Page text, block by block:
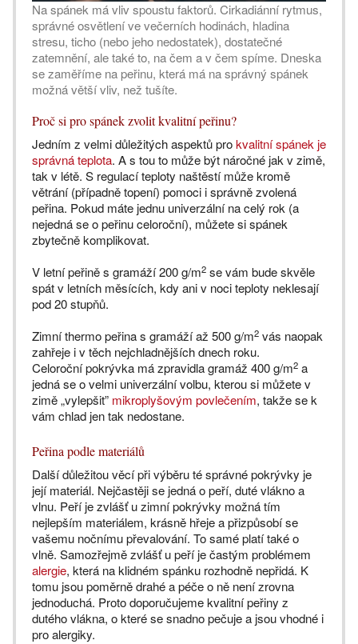
Na spánek má vliv spoustu faktorů. Cirkadiánní rytmus,
správné osvětlení ve večerních hodinách, hladina
stresu, ticho (nebo jeho nedostatek), dostatečné
zatemnění, ale také to, na čem a v čem spíme. Dneska
se zaměříme na peřinu, která má na správný spánek
možná větší vliv, než tušíte.
Proč si pro spánek zvolit kvalitní peřinu?
Jedním z velmi důležitých aspektů prokvalitní spánek je
správná teplota. A s tou to může být náročné jak v zimě,
tak v létě. S regulací teploty naštěstí může kromě
větrání (případně topení) pomoci i správně zvolená
peřina. Pokud máte jednu univerzální na celý rok (a
nejedná se o peřinu celoroční), můžete si spánek
zbytečně komplikovat.
V letní peřině s gramáží 200 g/m2 se vám bude skvěle
spát v letních měsících, kdy ani v noci teploty neklesají
pod 20 stupňů.
Zimní thermo peřina s gramáží až 500 g/m2 vás naopak
zahřeje i v těch nejchladnějších dnech roku.
Celoroční pokrývka má zpravidla gramáž 400 g/m2 a
jedná se o velmi univerzální volbu, kterou si můžete v
zimě „vylepšit” mikroplyšovým povlečením, takže se k
vám chlad jen tak nedostane.
Peřina podle materiálů
Další důležitou věcí při výběru té správné pokrývky je
její materiál. Nejčastěji se jedná o peří, duté vlákno a
vlnu. Peří je zvlášť u zimní pokrývky možná tím
nejlepším materiálem, krásně hřeje a přizpůsobí se
vašemu nočnímu převalování. To samé platí také o
vlně. Samozřejmě zvlášť u peří je častým problémem
alergie, která na klidném spánku rozhodně nepřidá. K
tomu jsou poměrně drahé a péče o ně není zrovna
jednoduchá. Proto doporučujeme kvalitní peřiny z
dutého vlákna, o které se snadno pečuje a jsou vhodné i
pro alergiky.